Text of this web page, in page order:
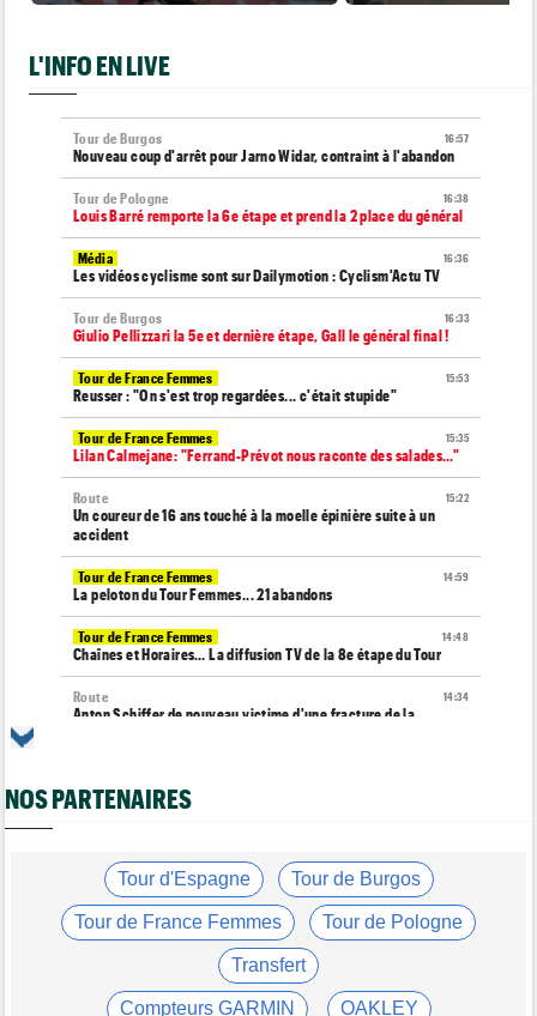
L'INFO EN LIVE
16:57
Tour de Burgos
Nouveau coup d'arrêt pour Jarno Widar, contraint à l'abandon
16:38
Tour de Pologne
Louis Barré remporte la 6e étape et prend la 2 place du général
16:36
Média
Les vidéos cyclisme sont sur Dailymotion : Cyclism'Actu TV
16:33
Tour de Burgos
Giulio Pellizzari la 5e et dernière étape, Gall le général final !
15:53
Tour de France Femmes
Reusser : "On s'est trop regardées... c'était stupide"
15:35
Tour de France Femmes
Lilan Calmejane: "Ferrand-Prévot nous raconte des salades…"
15:22
Route
Un coureur de 16 ans touché à la moelle épinière suite à un
accident
14:59
Tour de France Femmes
La peloton du Tour Femmes... 21 abandons
14:48
Tour de France Femmes
Chaînes et Horaires… La diffusion TV de la 8e étape du Tour
14:34
Route
Anton Schiffer de nouveau victime d'une fracture de la
Pauline Ferrand-Prévot quitte le Tour par la petite porte
Tour de France Femmes
Antonia Niedermaier : "Kasia ? J’ai toujours cru en elle"
Cyclism’Actu recrute des rédacteurs… voici comment
candidater !
NOS PARTENAIRES
Tour d'Espagne Tour de Burgos
Tour de France Femmes Tour de Pologne
Transfert
Compteurs GARMIN OAKLEY